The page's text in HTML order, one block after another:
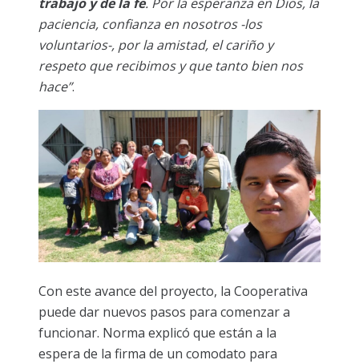
paciencia, confianza en nosotros -los
voluntarios-, por la amistad, el cariño y
respeto que recibimos y que tanto bien nos
hace”.
Con este avance del proyecto, la Cooperativa
puede dar nuevos pasos para comenzar a
funcionar. Norma explicó que están a la
espera de la firma de un comodato para